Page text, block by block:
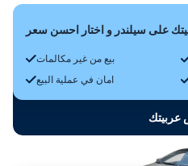
بيع من غير مكالمات
امان في عملية البيع